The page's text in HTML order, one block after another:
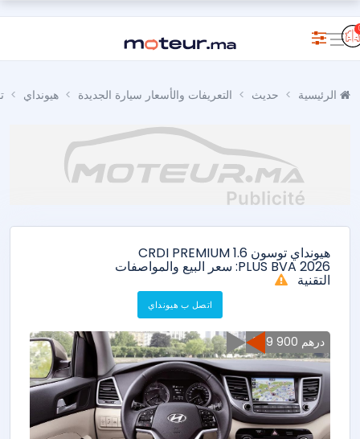
حديث التعريفات والأسعار سيارة الجديدة هيونداي
هيونداي توسون 1.6 CRDI PREMIUM
PLUS BVA 2026: سعر البيع والمواصفات
التقنية
اتصل ب هيونداي
379 900 درهم